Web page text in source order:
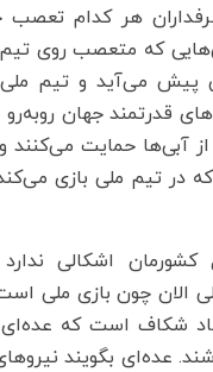
هر کدام
که متعصب روی
پیش می‌آید و تیم
قدرتمند جهان روبه‌رو
از آبی‌ها حمایت می‌کنند
در تیم ملی بازی
کشورمان اشکالی
الان چون بازی ملی
شکاف است که عده‌ای
عده‌ای بگویند